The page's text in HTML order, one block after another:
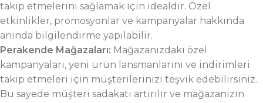
takip etmelerini sağlamak için idealdir. Özel
etkinlikler, promosyonlar ve kampanyalar hakkında
anında bilgilendirme yapılabilir.
Perakende Mağazaları: Mağazanızdaki özel
kampanyaları, yeni ürün lansmanlarını ve indirimleri
takip etmeleri için müşterilerinizi teşvik edebilirsiniz.
Bu sayede müşteri sadakati artırılır ve mağazanızın